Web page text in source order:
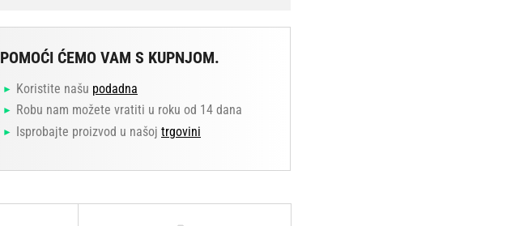
POMOĆI ĆEMO VAM S KUPNJOM.
Koristite našu podadna
Robu nam možete vratiti u roku od 14 dana
Isprobajte proizvod u našoj trgovini